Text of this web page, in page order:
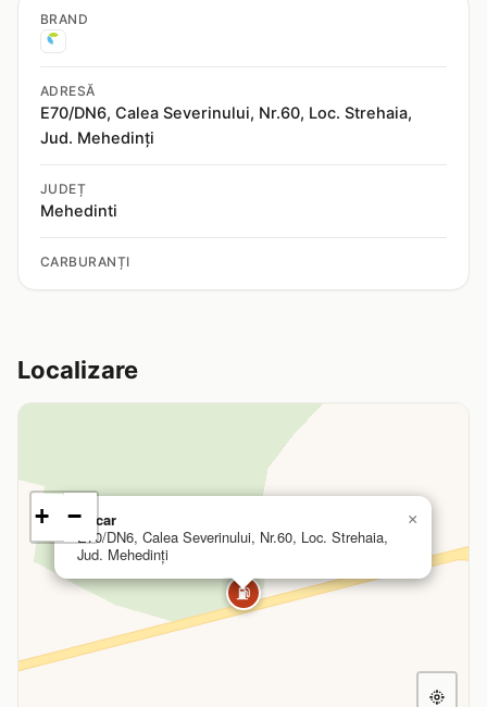
BRAND
ADRESĂ
E70/DN6, Calea Severinului, Nr.60, Loc. Strehaia,
Jud. Mehedinți
JUDEȚ
Mehedinti
CARBURANȚI
Localizare
⛽
Oscar
E70/DN6, Calea Severinului, Nr.60, Loc. Strehaia,
Jud. Mehedinți
×
+ −